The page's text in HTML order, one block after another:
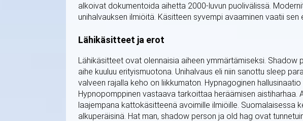
alkoivat dokumentoida aihetta 2000-luvun puolivälissä.
unihalvauksen ilmiöitä. Käsitteen syvempi avaaminen vaatii
Lähikäsitteet ja erot
Lähikäsitteet ovat olennaisia aiheen ymmärtämiseksi. Shadow
aihe kuuluu erityismuotona. Unihalvaus eli niin sanottu sleep
valveen rajalla keho on liikkumaton. Hypnagoginen
Hypnopomppinen vastaava tarkoittaa heräämisen aistiharhaa.
laajempana kattokäsitteenä avoimille ilmiöille. Suomalaisessa
alkuperäisinä. Hat man, shadow person ja old hag ovat